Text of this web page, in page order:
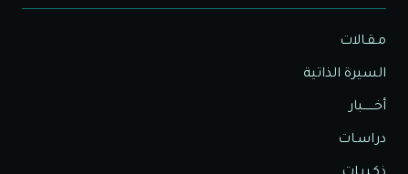
مـقـالات
السيرة الذاتية
أخــــــبار
دراسـات